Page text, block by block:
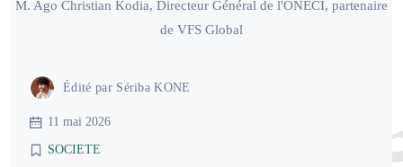
M. Ago Christian Kodia, Directeur Général de l'ONECI, partenaire
de VFS Global
Édité par Sériba KONE
11 mai 2026
SOCIETE